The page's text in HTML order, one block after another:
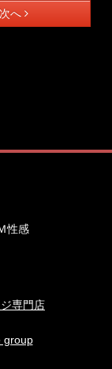
次へ
性感
専門店
group